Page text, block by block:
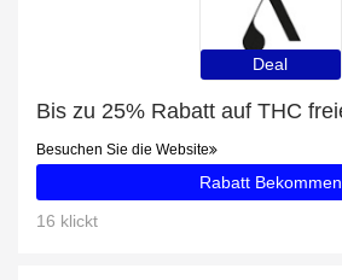
Deal
Besuchen Sie die Website
Rabatt Bekommen
16 klickt